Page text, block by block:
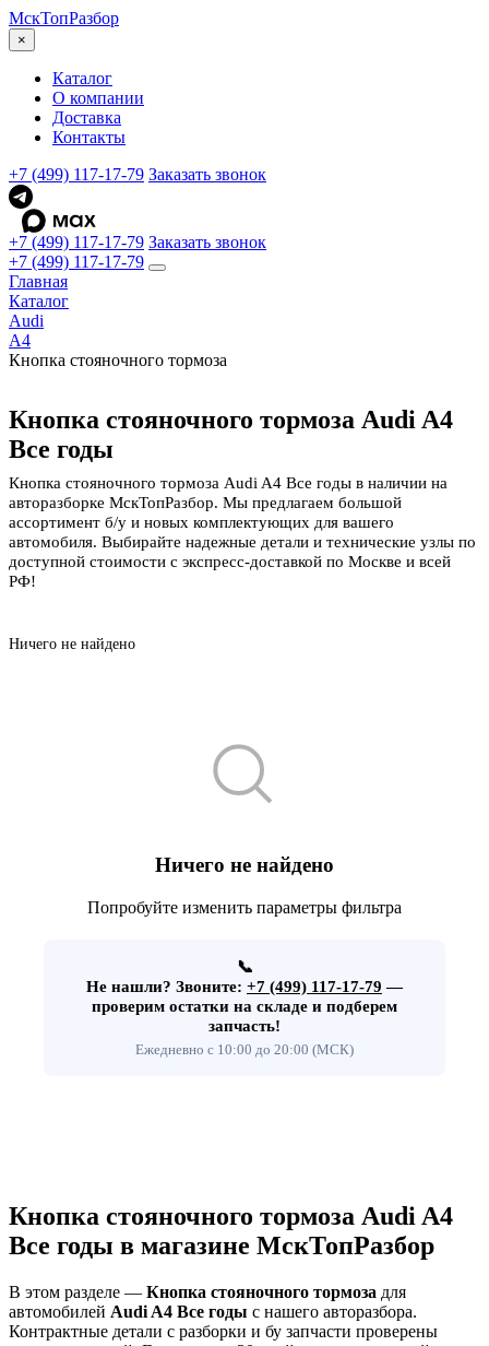
МскТопРазбор
×
Каталог
О компании
Доставка
Контакты
+7 (499) 117-17-79 Заказать звонок
+7 (499) 117-17-79 Заказать звонок
+7 (499) 117-17-79
Главная
Каталог
Audi
A4
Кнопка стояночного тормоза
Кнопка стояночного тормоза Audi A4
Все годы
Кнопка стояночного тормоза Audi A4 Все годы в наличии на
авторазборке МскТопРазбор. Мы предлагаем большой
ассортимент б/у и новых комплектующих для вашего
автомобиля. Выбирайте надежные детали и технические узлы по
доступной стоимости с экспресс-доставкой по Москве и всей
РФ!
Ничего не найдено
Ничего не найдено
Попробуйте изменить параметры фильтра
📞
Не нашли? Звоните: +7 (499) 117-17-79 —
проверим остатки на складе и подберем
запчасть!
Ежедневно с 10:00 до 20:00 (МСК)
Кнопка стояночного тормоза Audi A4
Все годы в магазине МскТопРазбор
В этом разделе — Кнопка стояночного тормоза для
автомобилей Audi A4 Все годы с нашего авторазбора.
Контрактные детали с разборки и бу запчасти проверены